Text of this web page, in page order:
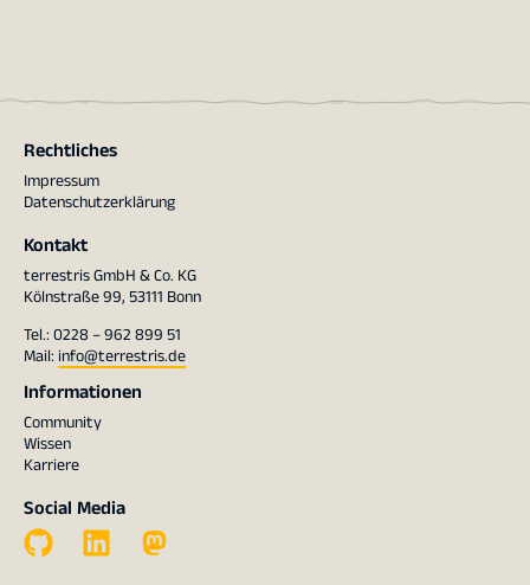
Rechtliches
Impressum
Datenschutzerklärung
Kontakt
terrestris GmbH & Co. KG
Kölnstraße 99, 53111 Bonn
Tel.: 0228 – 962 899 51
Mail: info@terrestris.de
Informationen
Community
Wissen
Karriere
Social Media